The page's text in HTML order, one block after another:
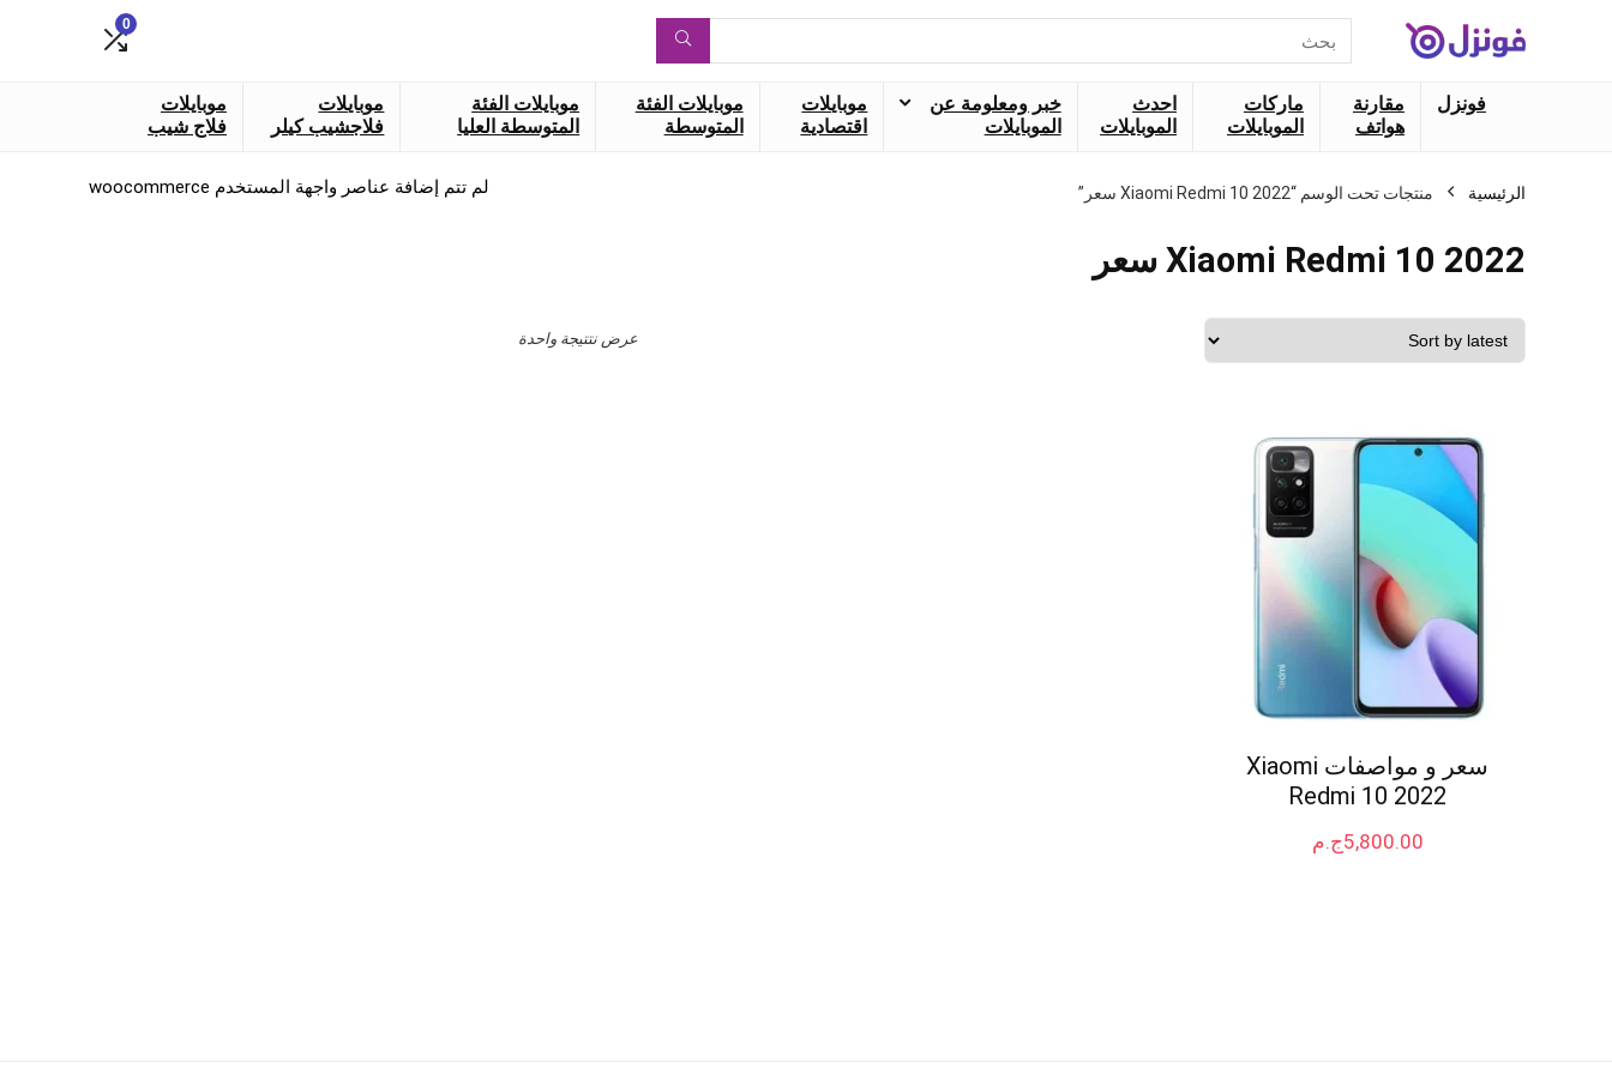
عن:
0
فونزل
مقارنة
هواتف
ماركات
الموبايلات
احدث
الموبايلات
خبر ومعلومة عن
الموبايلات
موبايلات
اقتصادية
موبايلات الفئة
المتوسطة
موبايلات الفئة
المتوسطة العليا
موبايلات
فلاجشيب كيلر
موبايلات
فلاج شيب
الرئيسية منتجات تحت الوسم “Xiaomi Redmi 10 2022 سعر”
Xiaomi Redmi 10 2022 سعر
عرض نتتيجة واحدة
سعر و مواصفات Xiaomi
Redmi 10 2022
ج.م5,800.00
لم تتم إضافة عناصر واجهة المستخدم woocommerce